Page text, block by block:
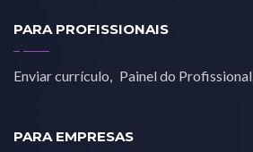
PARA PROFISSIONAIS
Enviar currículo Painel do Profissional
PARA EMPRESAS